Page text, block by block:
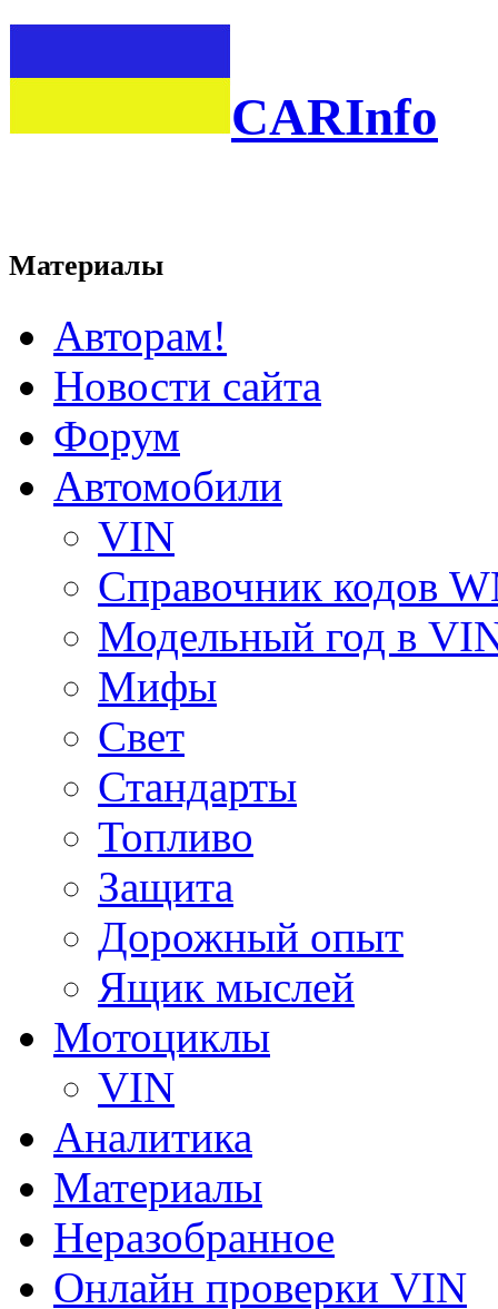
CARInfo
Материалы
Авторам!
Новости сайта
Форум
Автомобили
VIN
Справочник кодов
Модельный год в
Мифы
Свет
Стандарты
Топливо
Защита
Дорожный опыт
Ящик мыслей
Мотоциклы
VIN
Аналитика
Материалы
Неразобранное
Онлайн проверки VIN